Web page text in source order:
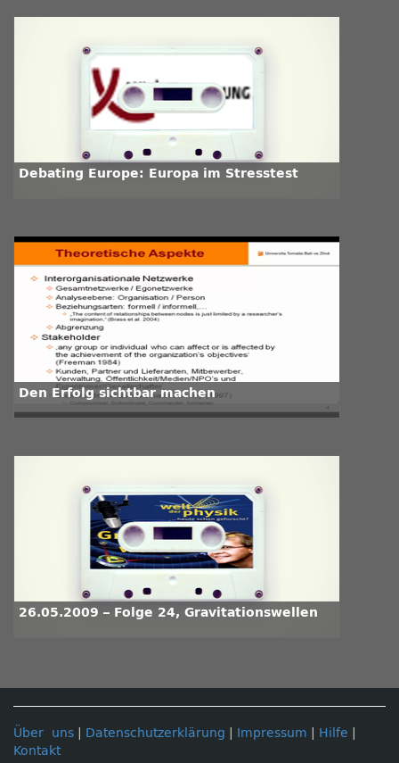
Debating Europe: Europa im Stresstest
Den Erfolg sichtbar machen
26.05.2009 – Folge 24, Gravitationswellen
Über uns Datenschutzerklärung Impressum Hilfe
Kontakt